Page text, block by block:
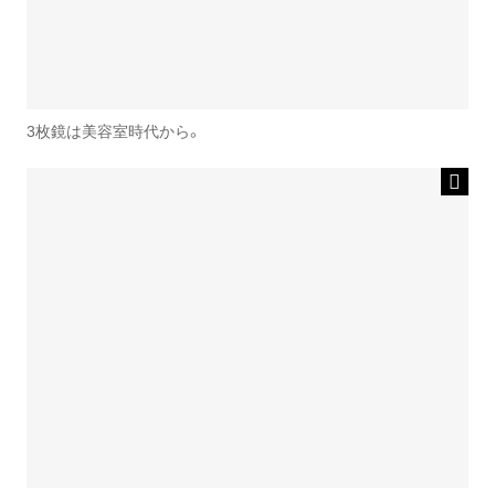
3枚鏡は美容室時代から。